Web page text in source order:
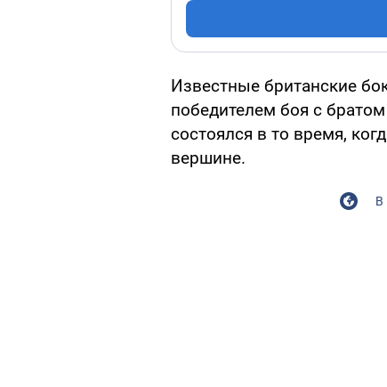
Известные британские
победителем боя с
состоялся в то время,
вершине.